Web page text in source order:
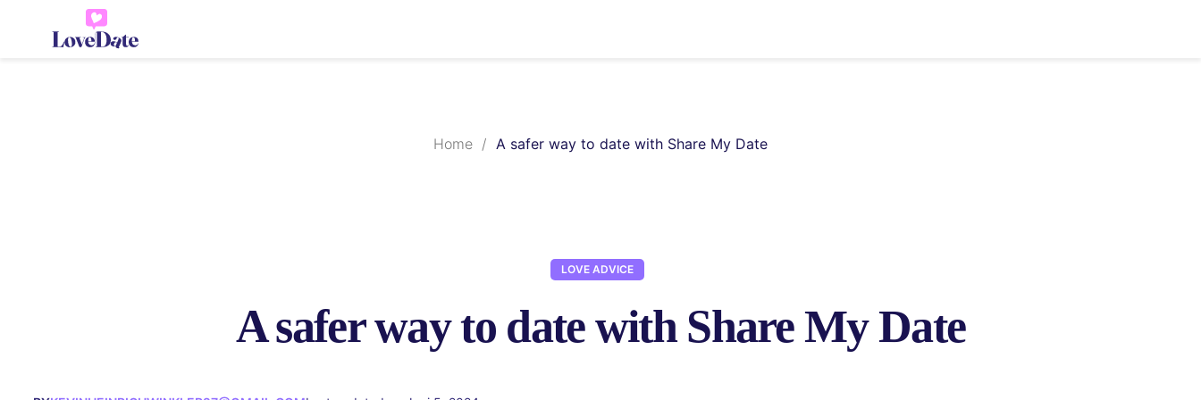
Home / A safer way to date with Share My Date
LOVE ADVICE
A safer way to date with Share My Date